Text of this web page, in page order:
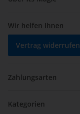
Wir helfen Ihnen
Vertrag widerrufen
Zahlungsarten
Kategorien